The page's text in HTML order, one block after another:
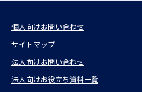
個人向けお問い合わせ
サイトマップ
法人向けお問い合わせ
法人向けお役立ち資料一覧